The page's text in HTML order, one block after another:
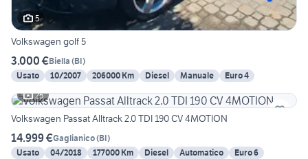
5
Volkswagen golf 5
3.000 €Biella (BI)
Usato
10/2007 206000 Km Diesel Manuale
Euro 4
25
Volkswagen Passat Alltrack 2.0 TDI 190 CV 4MOTION
14.999 €Gaglianico(BI)
Usato
04/2018 177000 Km Diesel Automatico
Euro 6